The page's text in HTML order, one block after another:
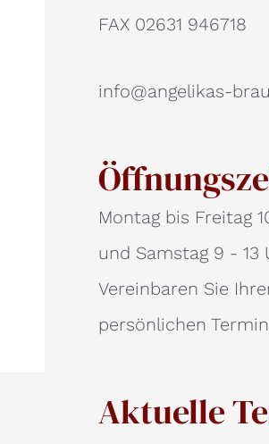
FAX 02631 946718
info@angelikas-
Montag bis Freitag
und Samstag 9 - 13
Vereinbaren Sie
persönlichen
Aktuelle